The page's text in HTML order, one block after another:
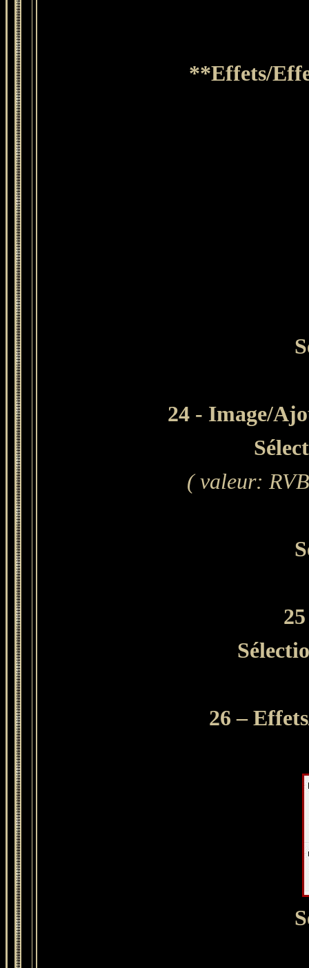
**Effets/
24 - Image/
( valeur:
26 –